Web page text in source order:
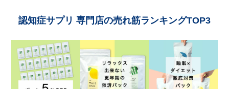
認知症サプリ 専門店の売れ筋ランキングTOP3